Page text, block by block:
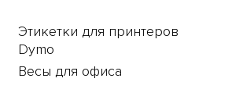
Этикетки для принтеров
Dymo
Весы для офиса